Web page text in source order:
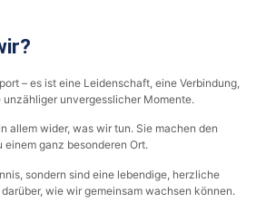
– es ist eine Leidenschaft, eine Verbindung,
unvergesslicher Momente.
allem wider, was wir tun. Sie machen den
ganz besonderen Ort.
sondern sind eine lebendige, herzliche
wie wir gemeinsam wachsen können.